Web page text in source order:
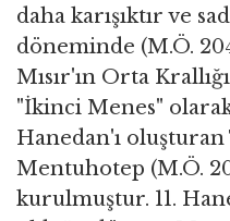
daha karışıktır ve
döneminde (M.Ö.
Mısır'ın Orta
"İkinci Menes"
Hanedan'ı
Mentuhotep (M.Ö.
kurulmuştur. 11.